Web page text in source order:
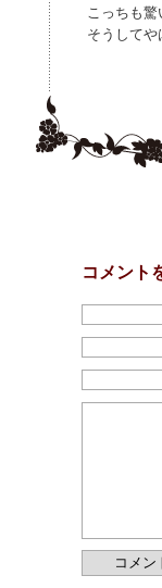
こっちも驚
そうしてや
コメント